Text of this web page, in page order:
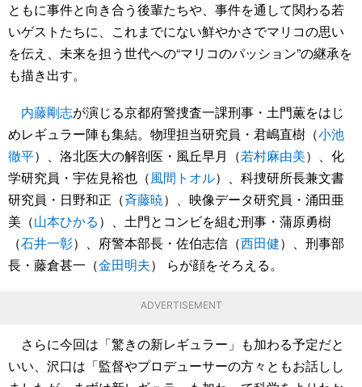
ともに事件と向き合う後輩たちや、事件を通して関わる若
いゲストたちに、これまでにない鮮やかさでマリコの思い
を伝え、未来を担う世代への“マリコのパッション”の継承を
も描き出す。
内藤剛志が演じる京都府警捜査一課刑事・土門薫をはじ
めレギュラー陣も集結。物理担当研究員・君嶋直樹（小池
徹平）、洛北医大の解剖医・風丘早月（若村麻由美）、化
学研究員・宇佐見裕也（風間トオル）、科捜研所長兼文書
研究員・日野和正（斉藤暁）、映像データ研究員・涌田亜
美（山本ひかる）、土門とコンビを組む刑事・蒲原勇樹
（石井一彰）、府警本部長・佐伯志信（西田健）、刑事部
長・藤倉甚一（金田明夫） らが顔をそろえる。
ADVERTISEMENT
さらに今回は「驚きの新レギュラー」も加わる予定だと
いい、沢口は「監督やプロデューサーの方々ともお話しし